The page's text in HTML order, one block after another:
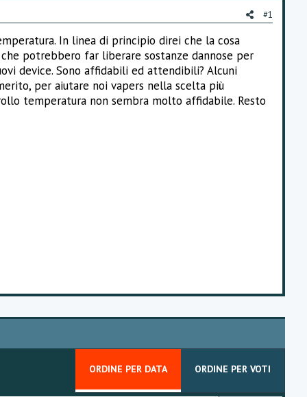
#1
In linea di principio direi che la cosa
potrebbero far liberare sostanze dannose per
device. Sono affidabili ed attendibili? Alcuni
per aiutare noi vapers nella scelta più
temperatura non sembra molto affidabile. Resto
ORDINE PER DATA ORDINE PER VOTI